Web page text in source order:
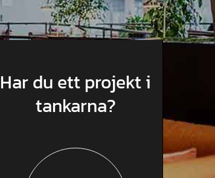
Har du ett projekt i
tankarna?